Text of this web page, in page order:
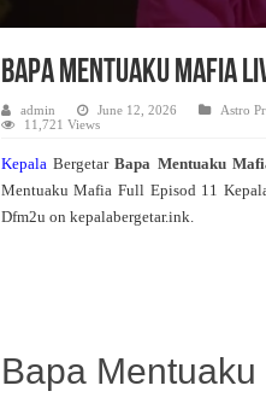
Bapa Mentuaku Mafia
admin June 12, 2026 Astro
11,721 Views
KepalaBergetarBapa Mentuaku
Mentuaku Mafia Full Episod 11
Dfm2u on kepalabergetar.ink.
Bapa Mentuaku